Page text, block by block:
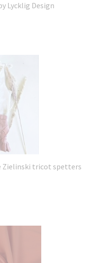
Lycklig Design
Zielinski tricot spetters